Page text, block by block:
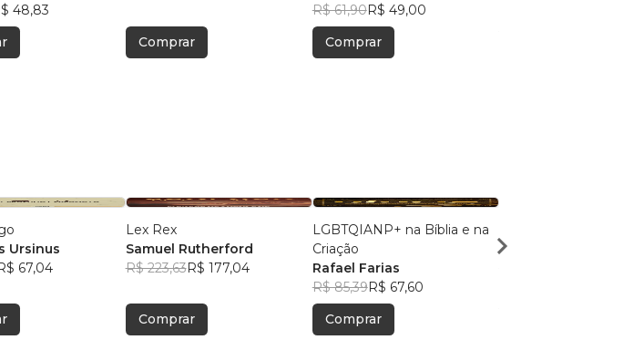
48,83
Comprar
R$ 61,90R$ 49,00
Comprar
Ursinus
67,04
Lex Rex
Samuel Rutherford
R$ 223,63R$ 177,04
Comprar
LGBTQIANP+ na Bíblia e na
Criação
Rafael Farias
R$ 85,39R$ 67,60
Comprar
Thiago Santos Nunes